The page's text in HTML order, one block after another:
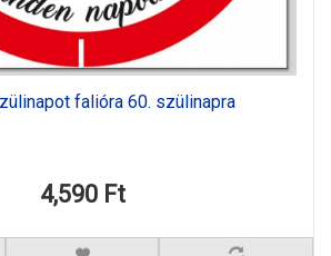
falióra 60. szülinapra
4,590 Ft